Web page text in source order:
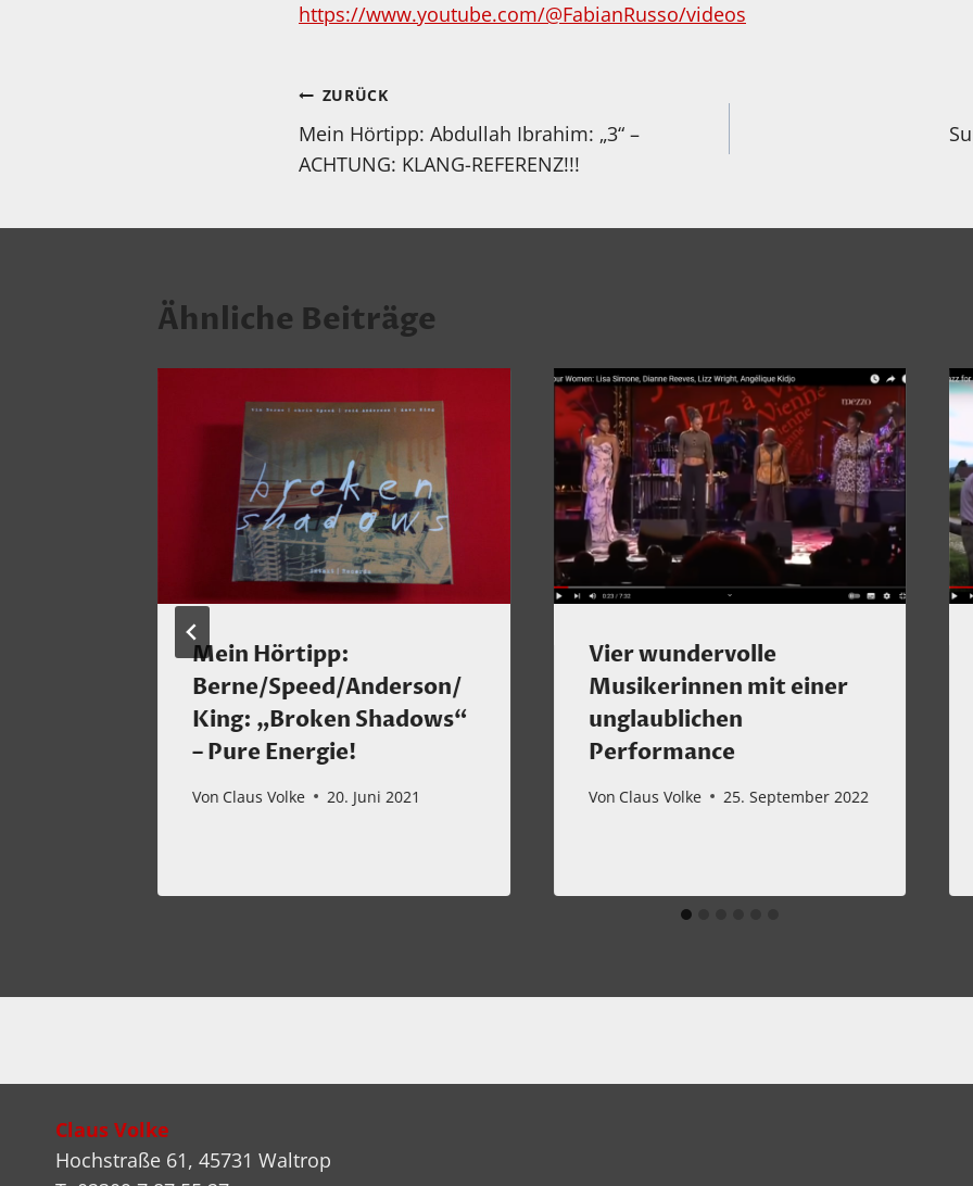
https://www.youtube.com/@FabianRusso/videos
Beitragsnavigation
ZURÜCK
Mein Hörtipp: Abdullah Ibrahim: „3“ –
ACHTUNG: KLANG-REFERENZ!!!
Ähnliche Beiträge
Mein Hörtipp:
Berne/Speed/Anderson/
King: „Broken Shadows“
– Pure Energie!
Von Claus Volke 20. Juni 2021
Vier wundervolle
Musikerinnen mit einer
unglaublichen
Performance
Von Claus Volke 25. September 2022
Claus Volke
Hochstraße 61, 45731 Waltrop